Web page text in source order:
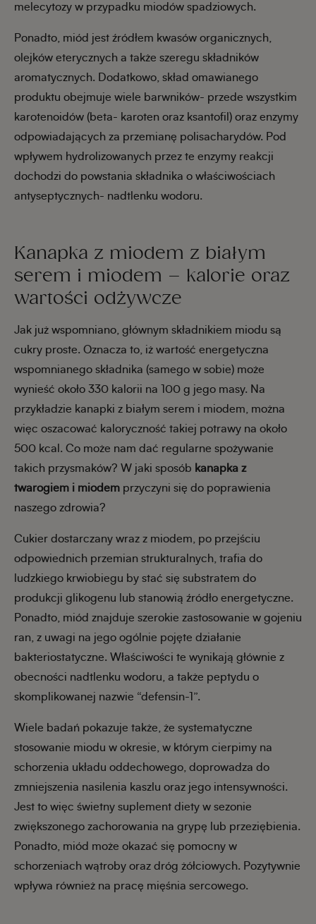
melecytozy w przypadku miodów spadziowych.
Ponadto, miód jest źródłem kwasów organicznych,
olejków eterycznych a także szeregu składników
aromatycznych. Dodatkowo, skład omawianego
produktu obejmuje wiele barwników- przede wszystkim
karotenoidów (beta- karoten oraz ksantofil) oraz enzymy
odpowiadających za przemianę polisacharydów. Pod
wpływem hydrolizowanych przez te enzymy reakcji
dochodzi do powstania składnika o właściwościach
antyseptycznych- nadtlenku wodoru.
Kanapka z miodem z białym
serem i miodem – kalorie oraz
wartości odżywcze
Jak już wspomniano, głównym składnikiem miodu są
cukry proste. Oznacza to, iż wartość energetyczna
wspomnianego składnika (samego w sobie) może
wynieść około 330 kalorii na 100 g jego masy. Na
przykładzie kanapki z białym serem i miodem, można
więc oszacować kaloryczność takiej potrawy na około
500 kcal. Co może nam dać regularne spożywanie
takich przysmaków? W jaki sposób kanapka z
twarogiem i miodem przyczyni się do poprawienia
naszego zdrowia?
Cukier dostarczany wraz z miodem, po przejściu
odpowiednich przemian strukturalnych, trafia do
ludzkiego krwiobiegu by stać się substratem do
produkcji glikogenu lub stanowią źródło energetyczne.
Ponadto, miód znajduje szerokie zastosowanie w gojeniu
ran, z uwagi na jego ogólnie pojęte działanie
bakteriostatyczne. Właściwości te wynikają głównie z
obecności nadtlenku wodoru, a także peptydu o
skomplikowanej nazwie “defensin-1”.
Wiele badań pokazuje także, że systematyczne
stosowanie miodu w okresie, w którym cierpimy na
schorzenia układu oddechowego, doprowadza do
zmniejszenia nasilenia kaszlu oraz jego intensywności.
Jest to więc świetny suplement diety w sezonie
zwiększonego zachorowania na grypę lub przeziębienia.
Ponadto, miód może okazać się pomocny w
schorzeniach wątroby oraz dróg żółciowych. Pozytywnie
wpływa również na pracę mięśnia sercowego.